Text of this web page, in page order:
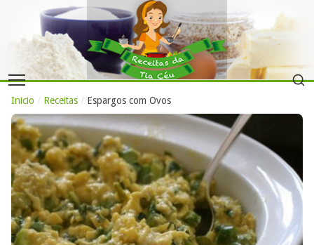
Inicio / Receitas / Espargos com Ovos​